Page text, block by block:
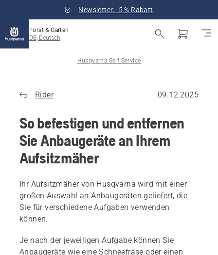
Newsletter: -5 % Rabatt
Forst & Garten
DE, Deutsch
Husqvarna Self-Service
Rider 09.12.2025
So befestigen und entfernen
Sie Anbaugeräte an Ihrem
Aufsitzmäher
Ihr Aufsitzmäher von Husqvarna wird mit einer
großen Auswahl an Anbaugeräten geliefert, die
Sie für verschiedene Aufgaben verwenden
können.
Je nach der jeweiligen Aufgabe können Sie
Anbaugeräte wie eine Schneefräse oder einen